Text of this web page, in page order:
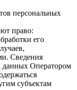
персональных
право:
его
Сведения
данных Оператором
субъектам